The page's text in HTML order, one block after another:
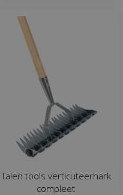
Talen tools verticuteerhark
compleet